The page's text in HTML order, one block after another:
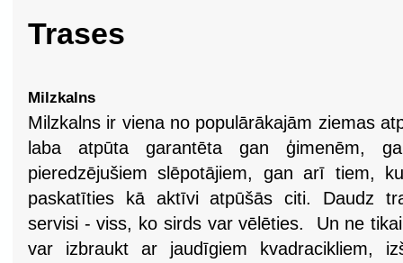
Trases
Milzkalns
Milzkalns ir viena no populārākajām ziemas
laba atpūta garantēta gan ģimenēm,
pieredzējušiem slēpotājiem, gan arī tiem,
paskatīties kā aktīvi atpūšās citi. Daudz
servisi - viss, ko sirds var vēlēties. Un ne
var izbraukt ar jaudīgiem kvadracikliem,